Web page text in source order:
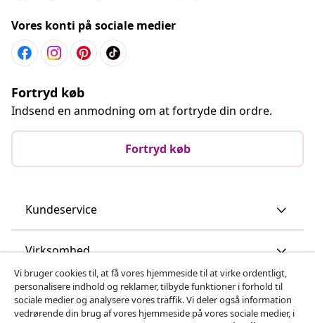
Vores konti på sociale medier
Fortryd køb
Indsend en anmodning om at fortryde din ordre.
Fortryd køb
Kundeservice
Virksomhed
vidaXL
Vi bruger cookies til, at få vores hjemmeside til at virke ordentligt,
personalisere indhold og reklamer, tilbyde funktioner i forhold til
sociale medier og analysere vores traffik. Vi deler også information
vedrørende din brug af vores hjemmeside på vores sociale medier, i